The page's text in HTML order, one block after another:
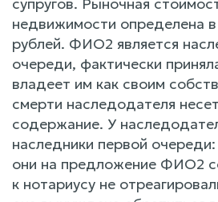
недвижимости определена
рублей. ФИО2 является
очереди, фактически
владеет им как своим
смерти наследодателя
содержание. У
наследники первой очереди:
они на предложение ФИО2
к нотариусу не